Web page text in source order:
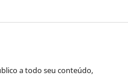
a todo seu conteúdo,